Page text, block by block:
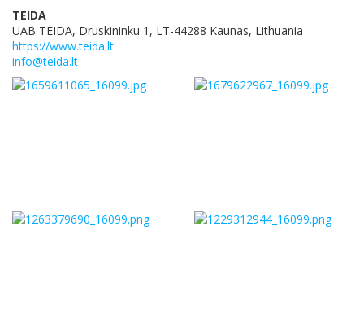
TEIDA
UAB TEIDA, Druskininku 1, LT-44288 Kaunas, Lithuania
https://www.teida.lt
info@teida.lt